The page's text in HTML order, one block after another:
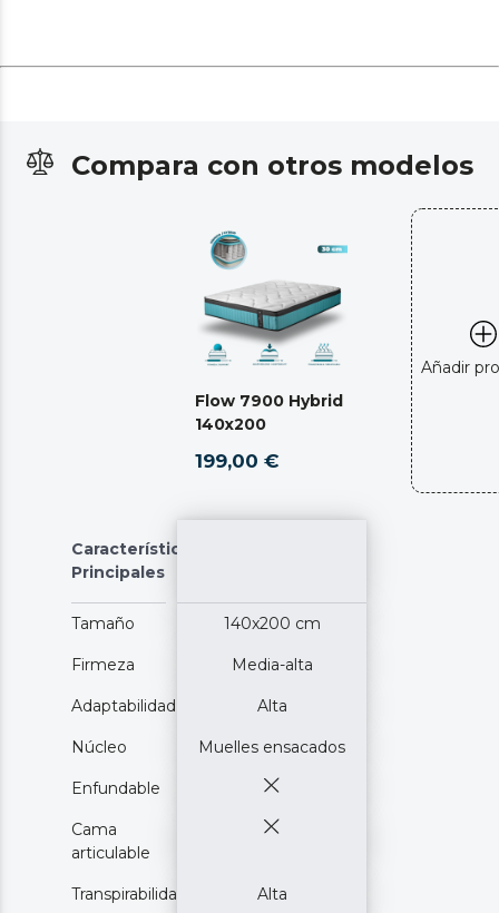
Compara con otros modelos
Flow 7900 Hybrid
140x200
199,00 €
Añadir
Características
Principales
Tamaño 140x200 cm
Firmeza Media-alta
Adaptabilidad Alta
Núcleo Muelles ensacados
Enfundable
Cama
articulable
Transpirabilidad Alta